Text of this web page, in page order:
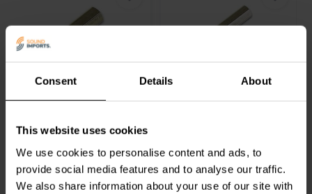
Consent Details About
This website uses cookies
We use cookies to personalise content and ads, to
provide social media features and to analyse our traffic.
We also share information about your use of our site with
5mm | F-F
Metalen afstandhouder |
klantbeoordelingen
Vergelijk
21 Op voorraad
8mm | M-F
Metalen afstandhouder |
klantbeoordelingen
Vergelijk
47 Op voorraad